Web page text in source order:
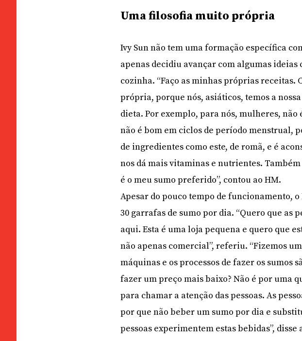
Uma filosofia muito própria
Ivy Sun não tem uma formação específica
apenas decidiu avançar com algumas
cozinha. “Faço as minhas próprias
própria, porque nós, asiáticos, temos a
dieta. Por exemplo, para nós, mulheres,
não é bom em ciclos de período menstrual,
de ingredientes como este, de romã, e é
nos dá mais vitaminas e nutrientes.
é o meu sumo preferido”, contou ao HM.
Apesar do pouco tempo de funcionamento, o
30 garrafas de sumo por dia. “Quero que as
aqui. Esta é uma loja pequena e quero que
não apenas comercial”, referiu. “Fizemos
máquinas e os processos de fazer os sumos
fazer um preço mais baixo? Não é por uma
para chamar a atenção das pessoas. As
por que não beber um sumo por dia e
pessoas experimentem estas bebidas”, disse